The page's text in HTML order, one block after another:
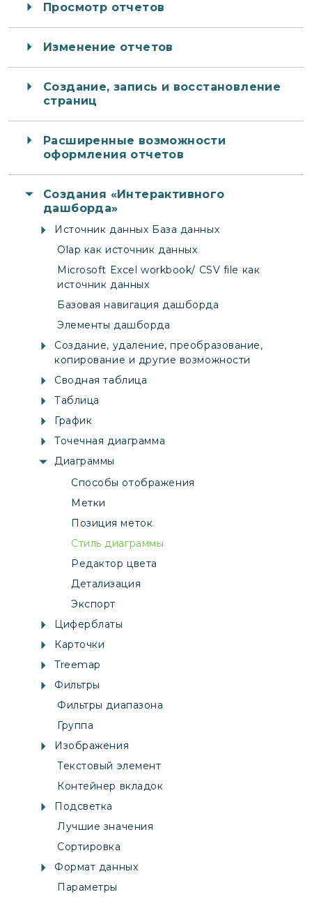
Просмотр отчетов
Изменение отчетов
Создание, запись и восстановление
страниц
Расширенные возможности
оформления отчетов
Создания «Интерактивного
дашборда»
Источник данных База данных
Olap как источник данных
Microsoft Excel workbook/ CSV file как
источник данных
Базовая навигация дашборда
Элементы дашборда
Создание, удаление, преобразование,
копирование и другие возможности
Сводная таблица
Таблица
График
Точечная диаграмма
Диаграммы
Способы отображения
Метки
Позиция меток
Стиль диаграммы
Редактор цвета
Детализация
Экспорт
Циферблаты
Карточки
Treemap
Фильтры
Фильтры диапазона
Группа
Изображения
Текстовый элемент
Контейнер вкладок
Подсветка
Лучшие значения
Сортировка
Формат данных
Параметры